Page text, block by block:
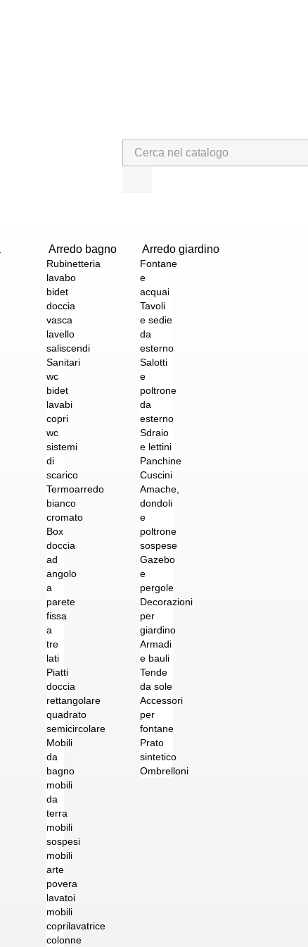
Arredo bagno
Rubinetteria
lavabo
bidet
doccia
vasca
lavello
saliscendi
Sanitari
wc
bidet
lavabi
copri
wc
sistemi
di
scarico
Termoarredo
bianco
cromato
Box
doccia
ad
angolo
a
parete
fissa
a
tre
lati
Piatti
doccia
rettangolare
quadrato
semicircolare
Mobili
da
bagno
mobili
da
terra
mobili
sospesi
mobili
arte
povera
lavatoi
mobili
coprilavatrice
colonne
Arredo giardino
Fontane
e
acquai
Tavoli
e sedie
da
esterno
Salotti
e
poltrone
da
esterno
Sdraio
e lettini
Panchine
Cuscini
Amache,
dondoli
e
poltrone
sospese
Gazebo
e
pergole
Decorazioni
per
giardino
Armadi
e bauli
Tende
da sole
Accessori
per
fontane
Prato
sintetico
Ombrelloni